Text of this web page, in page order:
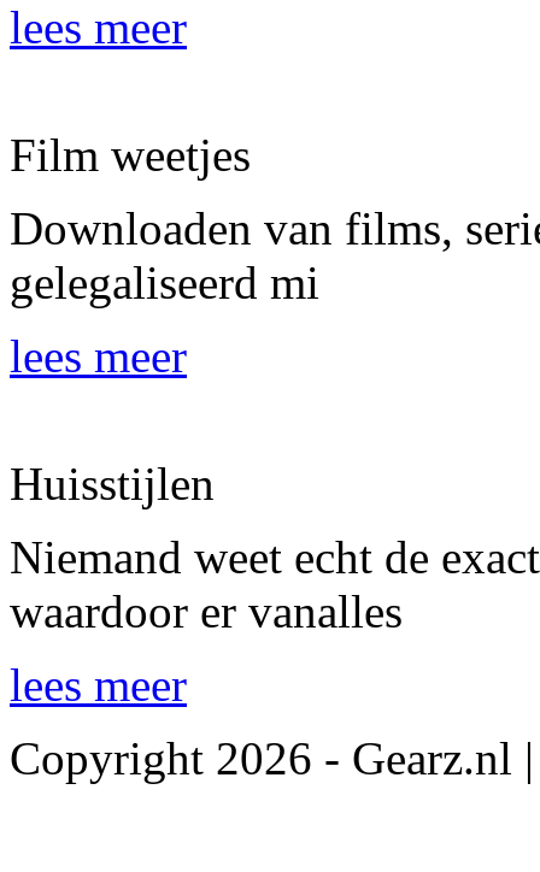
lees meer
Film weetjes
Downloaden van films,
gelegaliseerd mi
lees meer
Huisstijlen
Niemand weet echt de
waardoor er vanalles
lees meer
Copyright 2026 - Gearz.nl